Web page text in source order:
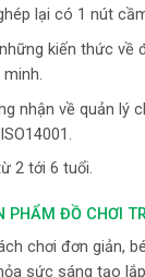
lại có 1 nút
kiến thức về
nhận về quản lý
2 tới 6 tuổi.
PHẨM ĐỒ CHƠI
chơi đơn giản,
sức sáng tạo